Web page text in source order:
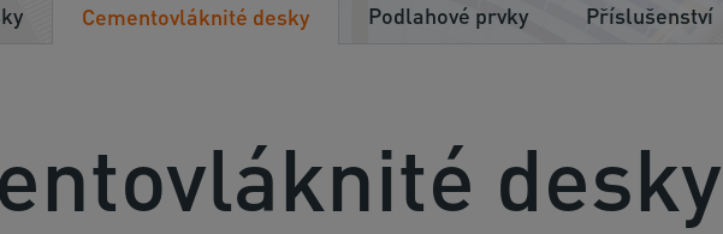
Cementovláknité desky Podlahové prvky Příslušenství
desky